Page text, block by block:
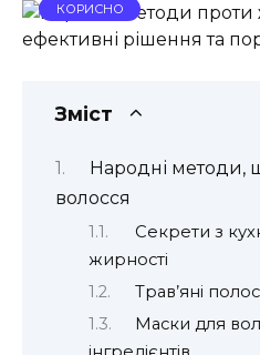
КОРИСНО
Зміст
Народні методи,
волосся
Секрети з
жирності
Трав’яні
Маски для